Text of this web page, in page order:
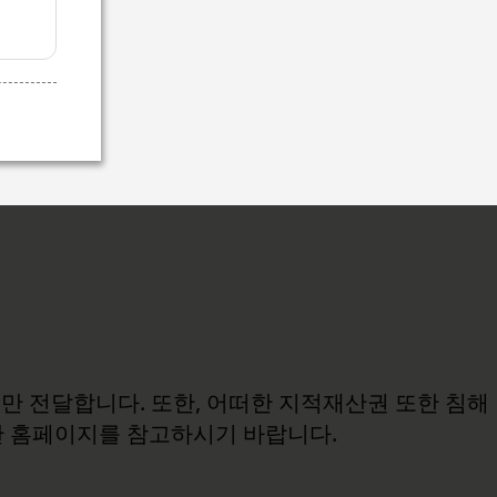
전달합니다. 또한, 어떠한 지적재산권 또한 침해
페이지를 참고하시기 바랍니다.